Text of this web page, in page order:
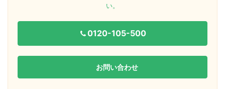
い。
0120-105-500
お問い合わせ